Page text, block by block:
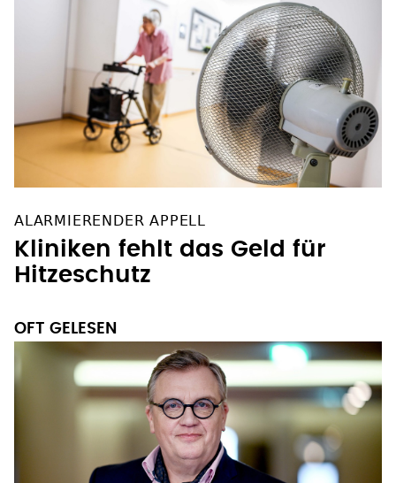
ALARMIERENDER APPELL
Kliniken fehlt das Geld für
OFT GELESEN